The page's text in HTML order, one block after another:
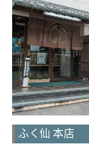
ふく仙 本店